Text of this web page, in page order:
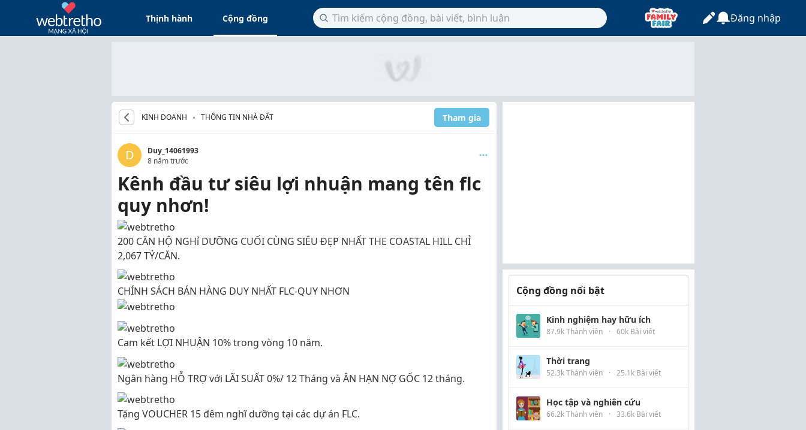
Thịnh hành Cộng đồng Đăng nhập
KINH DOANH THÔNG TIN NHÀ ĐẤT Tham gia
D
Duy_14061993
8 năm trước
Kênh đầu tư siêu lợi nhuận mang tên flc
quy nhơn!
200 CĂN HỘ NGHỉ DƯỠNG CUỐI CÙNG SIÊU ĐẸP NHẤT THE COASTAL HILL CHỈ
2,067 TỶ/CĂN.
CHÍNH SÁCH BÁN HÀNG DUY NHẤT FLC-QUY NHƠN
Cam kết LỢI NHUẬN 10% trong vòng 10 năm.
Ngân hàng HỖ TRỢ với LÃI SUẤT 0%/ 12 Tháng và ÂN HẠN NỢ GỐC 12 tháng.
Tặng VOUCHER 15 đêm nghĩ dưỡng tại các dự án FLC.
Cộng đồng nổi bật
Kinh nghiệm hay hữu ích
87.9k Thành viên · 60k Bài viết
Thời trang
52.3k Thành viên · 25.1k Bài viết
Học tập và nghiên cứu
66.2k Thành viên · 33.6k Bài viết